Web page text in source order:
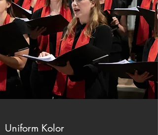
Uniform Kolor